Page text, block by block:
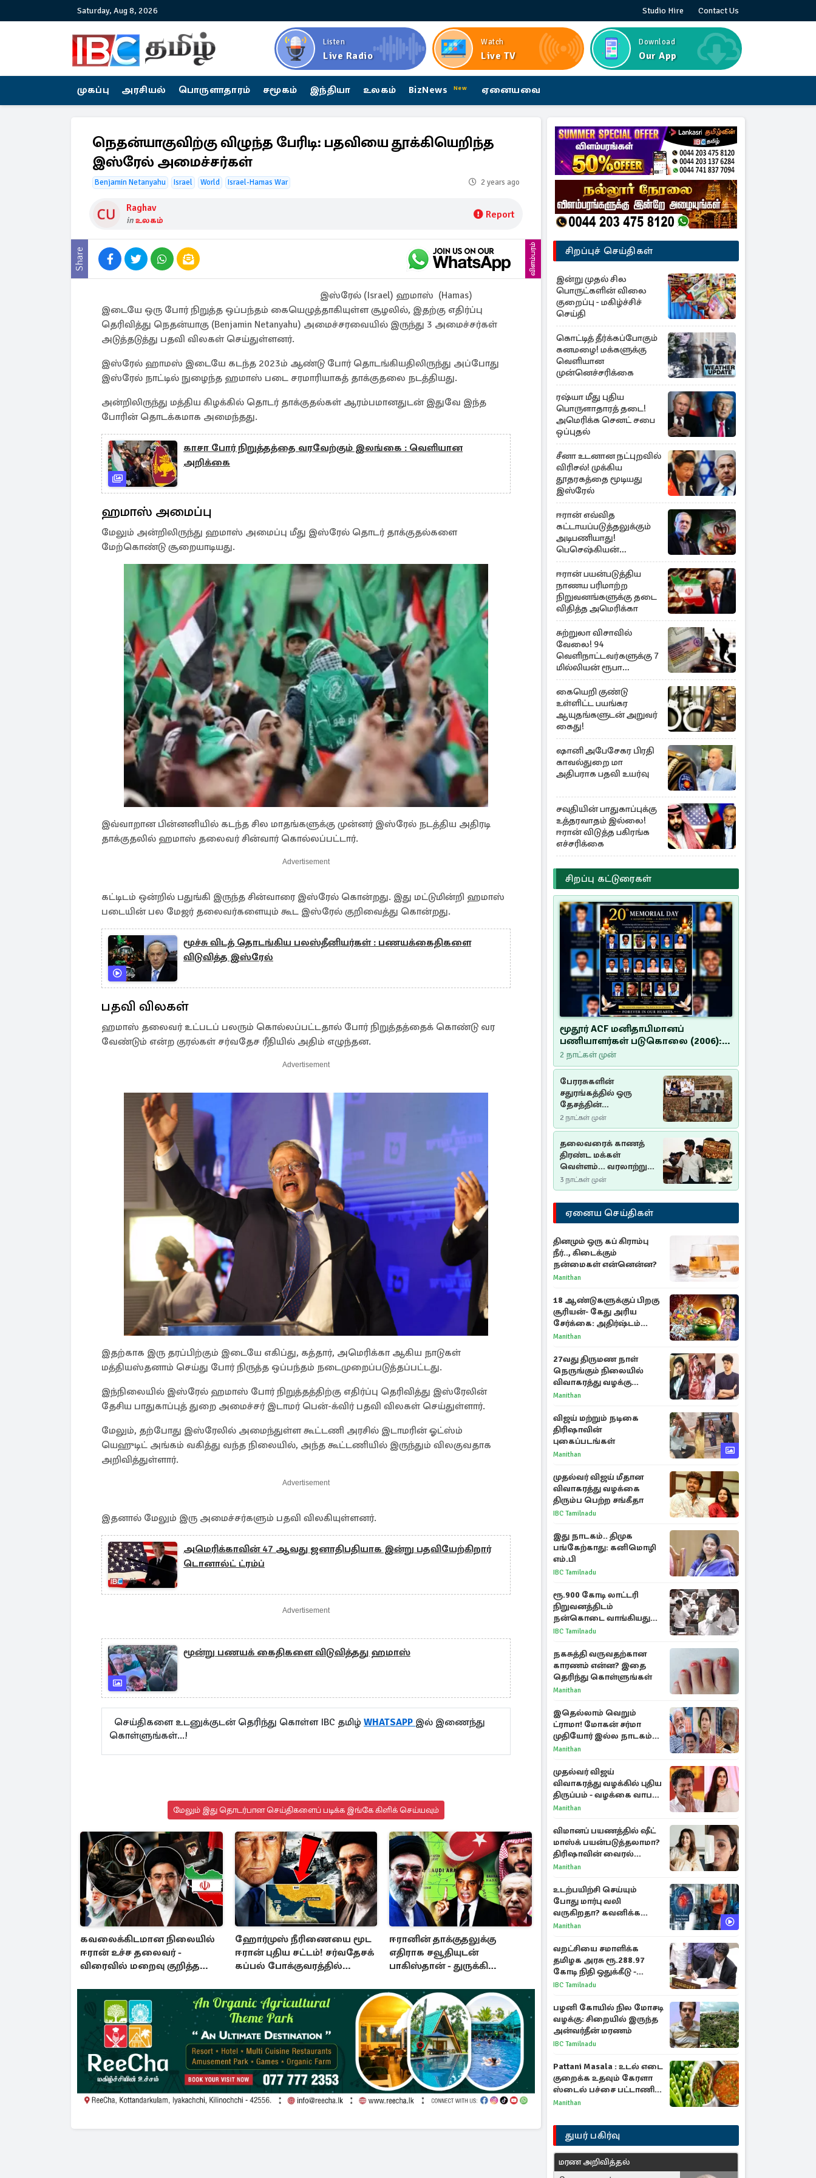
Saturday, Aug 8, 2026 Studio Hire Contact Us
Listen
Live Radio
Watch
Live TV
Download
Our App
முகப்பு அரசியல் பொருளாதாரம் சமூகம் இந்தியா உலகம் BizNews New ஏனையவை
நெதன்யாகுவிற்கு விழுந்த பேரிடி: பதவியை தூக்கியெறிந்த
இஸ்ரேல் அமைச்சர்கள்
Benjamin Netanyahu Israel World Israel-Hamas War 2 years ago
Raghav
inஉலகம் Report
Share விளம்பரம்
இஸ்ரேல் (Israel) ஹமாஸ் (Hamas)
இடையே ஒரு போர் நிறுத்த ஒப்பந்தம் கையெழுத்தாகியுள்ள சூழலில், இதற்கு எதிர்ப்பு
தெரிவித்து நெதன்யாகு (Benjamin Netanyahu) அமைச்சரவையில் இருந்து 3 அமைச்சர்கள்
அடுத்தடுத்து பதவி விலகள் செய்துள்ளனர்.
இஸ்ரேல் ஹாமஸ் இடையே கடந்த 2023ம் ஆண்டு போர் தொடங்கியதிலிருந்து அப்போது
இஸ்ரேல் நாட்டில் நுழைந்த ஹமாஸ் படை சரமாரியாகத் தாக்குதலை நடத்தியது.
அன்றிலிருந்து மத்திய கிழக்கில் தொடர் தாக்குதல்கள் ஆரம்பமானதுடன் இதுவே இந்த
போரின் தொடக்கமாக அமைந்தது.
காசா போர் நிறுத்தத்தை வரவேற்கும் இலங்கை : வெளியான
அறிக்கை
ஹமாஸ் அமைப்பு
மேலும் அன்றிலிருந்து ஹமாஸ் அமைப்பு மீது இஸ்ரேல் தொடர் தாக்குதல்களை
மேற்கொண்டு சூறையாடியது.
இவ்வாறான பின்னனியில் கடந்த சில மாதங்களுக்கு முன்னர் இஸ்ரேல் நடத்திய அதிரடி
தாக்குதலில் ஹமாஸ் தலைவர் சின்வார் கொல்லப்பட்டார்.
Advertisement
கட்டிடம் ஒன்றில் பதுங்கி இருந்த சின்வாரை இஸ்ரேல் கொன்றது. இது மட்டுமின்றி ஹமாஸ்
படையின் பல மேஜர் தலைவர்களையும் கூட இஸ்ரேல் குறிவைத்து கொன்றது.
மூச்சு விடத் தொடங்கிய பலஸ்தீனியர்கள் : பணயக்கைதிகளை
விடுவித்த இஸ்ரேல்
பதவி விலகள்
ஹமாஸ் தலைவர் உட்படப் பலரும் கொல்லப்பட்டதால் போர் நிறுத்தத்தைக் கொண்டு வர
வேண்டும் என்ற குரல்கள் சர்வதேச ரீதியில் அதிம் எழுந்தன.
Advertisement
இதற்காக இரு தரப்பிற்கும் இடையே எகிப்து, கத்தார், அமெரிக்கா ஆகிய நாடுகள்
மத்தியஸ்தனாம் செய்து போர் நிருத்த ஒப்பந்தம் நடைமுறைப்படுத்தப்பட்டது.
இந்நிலையில் இஸ்ரேல் ஹமாஸ் போர் நிறுத்தத்திற்கு எதிர்ப்பு தெரிவித்து இஸ்ரேலின்
தேசிய பாதுகாப்புத் துறை அமைச்சர் இடாமர் பென்-க்விர் பதவி விலகள் செய்துள்ளார்.
மேலும், தற்போது இஸ்ரேலில் அமைந்துள்ள கூட்டணி அரசில் இடாமரின் ஓட்ஸ்ம்
யெஹுடிட் அங்கம் வகித்து வந்த நிலையில், அந்த கூட்டணியில் இருந்தும் விலகுவதாக
அறிவித்துள்ளார்.
Advertisement
இதனால் மேலும் இரு அமைச்சர்களும் பதவி விலகியுள்ளனர்.
அமெரிக்காவின் 47 ஆவது ஜனாதிபதியாக இன்று பதவியேற்கிறார்
டொனால்ட் ட்ரம்ப்
Advertisement
மூன்று பணயக் கைதிகளை விடுவித்தது ஹமாஸ்
செய்திகளை உடனுக்குடன் தெரிந்து கொள்ள IBC தமிழ் WHATSAPP இல் இணைந்து
கொள்ளுங்கள்...!
மேலும் இது தொடர்பான செய்திகளைப் படிக்க இங்கே கிளிக் செய்யவும்
கவலைக்கிடமான நிலையில்
ஈரான் உச்ச தலைவர் -
விரைவில் மறைவு குறித்த
ஹோர்முஸ் நீரிணையை மூட
ஈரான் புதிய சட்டம்! சர்வதேசக்
கப்பல் போக்குவரத்தில்
ஈரானின் தாக்குதலுக்கு
எதிராக சவூதியுடன்
பாகிஸ்தான் - துருக்கி
சிறப்புச் செய்திகள்
இன்று முதல் சில
பொருட்களின் விலை
குறைப்பு - மகிழ்ச்சிச்
செய்தி
கொட்டித் தீர்க்கப்போகும்
கனமழை! மக்களுக்கு
வெளியான
முன்னெச்சரிக்கை
ரஷ்யா மீது புதிய
பொருளாதாரத் தடை!
அமெரிக்க செனட் சபை
ஒப்புதல்
சீனா உடனான நட்புறவில்
விரிசல்! முக்கிய
தூதரகத்தை மூடியது
இஸ்ரேல்
ஈரான் எவ்வித
கட்டாயப்படுத்தலுக்கும்
அடிபணியாது!
பெசெஷ்கியன்
அறிவிப்பு
ஈரான் பயன்படுத்திய
நாணய பரிமாற்ற
நிறுவனங்களுக்கு தடை
விதித்த அமெரிக்கா
சுற்றுலா விசாவில்
வேலை! 94
வெளிநாட்டவர்களுக்கு 7
மில்லியன் ரூபா
அபராதம்
கையெறி குண்டு
உள்ளிட்ட பயங்கர
ஆயுதங்களுடன் அறுவர்
கைது!
ஷானி அபேசேகர பிரதி
காவல்துறை மா
அதிபராக பதவி உயர்வு
சவுதியின் பாதுகாப்புக்கு
உத்தரவாதம் இல்லை!
ஈரான் விடுத்த பகிரங்க
எச்சரிக்கை
சிறப்பு கட்டுரைகள்
மூதூர் ACF மனிதாபிமானப்
பணியாளர்கள் படுகொலை (2006):
20 ஆண்டுகளாகியும் நீதி
மறுக்கப்பட்ட மனிதாபிமானப்
பேரவலம்
2 நாட்கள் முன்
பேரரசுகளின்
சதுரங்கத்தில் ஒரு
தேசத்தின்
தீர்க்கதரிசனம் :
சுதுமலை பிரகடனம்
ஒரு வரலாற்றுப் பாடம்
2 நாட்கள் முன்
தலைவரைக் காணத்
திரண்ட மக்கள்
வெள்ளம்... வரலாற்றுச்
சிறப்புமிக்க சுதுமலைப்
பிரகடனம்…
3 நாட்கள் முன்
ஏனைய செய்திகள்
தினமும் ஒரு கப் கிராம்பு
நீர்.., கிடைக்கும்
நன்மைகள் என்னென்ன?
Manithan
18 ஆண்டுகளுக்குப் பிறகு
சூரியன்- கேது அரிய
சேர்க்கை: அதிர்ஷ்டம்
பெறும் 3 ராசிகள்!
Manithan
27வது திருமண நாள்
நெருங்கும் நிலையில்
விவாகரத்து வழக்கு
வாபஸ்! விஜய்யுடன்
Manithan
விஜய் மற்றும் நடிகை
திரிஷாவின்
புகைப்படங்கள்
Manithan
முதல்வர் விஜய் மீதான
விவாகரத்து வழக்கை
திரும்ப பெற்ற சங்கீதா
IBC Tamilnadu
இது நாடகம்.. திமுக
பங்கேற்காது: கனிமொழி
எம்.பி
IBC Tamilnadu
ரூ.900 கோடி லாட்டரி
நிறுவனத்திடம்
நன்கொடை வாங்கியது
ஏன்? உதயநிதி - ஆதவ்
IBC Tamilnadu
நகசுத்தி வருவதற்கான
காரணம் என்ன? இதை
தெரிந்து கொள்ளுங்கள்
Manithan
இதெல்லாம் வெறும்
ட்ராமா! மோகன் சர்மா
முதியோர் இல்ல நாடகம்
குறித்து குட்டி பத்மினி
Manithan
முதல்வர் விஜய்
விவாகரத்து வழக்கில் புதிய
திருப்பம் - வழக்கை வாபஸ்
பெற்ற சங்கீதா!
Manithan
விமானப் பயணத்தில் ஷீட்
மாஸ்க் பயன்படுத்தலாமா?
திரிஷாவின் வைரல்
செல்ஃபிக்கு மருத்துவர்
Manithan
உடற்பயிற்சி செய்யும்
போது மார்பு வலி
வருகிறதா? கவனிக்க
வேண்டிய எச்சரிக்கை
Manithan
வறட்சியை சமாளிக்க
தமிழக அரசு ரூ.288.97
கோடி நிதி ஒதுக்கீடு -
வெளியான அரசாணை
IBC Tamilnadu
பழனி கோயில் நில மோசடி
வழக்கு: சிறையில் இருந்த
அன்வர்தீன் மரணம்
IBC Tamilnadu
Pattani Masala : உடல் எடை
குறைக்க உதவும் கேரளா
ஸ்டைல் பச்சை பட்டாணி
கிரேவி
Manithan
துயர் பகிர்வு
மரண அறிவித்தல்